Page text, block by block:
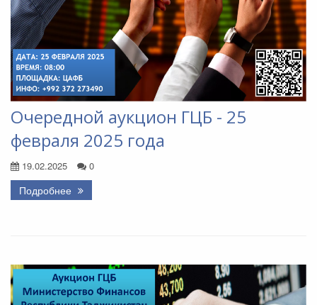
Очередной аукцион ГЦБ - 25
февраля 2025 года
19.02.2025 0
Подробнее